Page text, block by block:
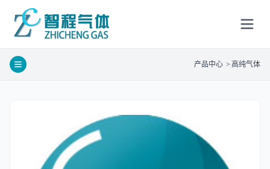
产品中心 >高纯气体